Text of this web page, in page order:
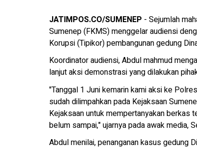
JATIMPOS.CO/SUMENEP - Sejumlah
Sumenep (FKMS) menggelar audiensi
Korupsi (Tipikor) pembangunan gedung
Koordinator audiensi, Abdul mahmud
lanjut aksi demonstrasi yang dilakukan
"Tanggal 1 Juni kemarin kami aksi ke
sudah dilimpahkan pada Kejaksaan
Kejaksaan untuk mempertanyakan berkas
belum sampai," ujarnya pada awak media,
Abdul menilai, penanganan kasus gedung